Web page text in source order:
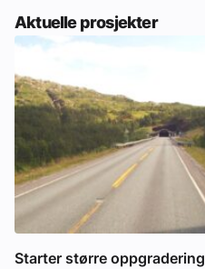
Aktuelle prosjekter
Starter større